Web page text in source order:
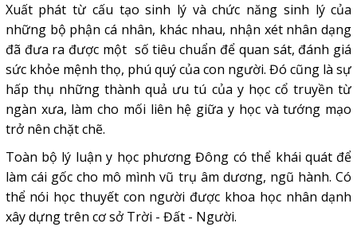
Xuất phát từ cấu tạo sinh lý và chức năng sinh lý của
những bộ phận cá nhân, khác nhau, nhận xét nhân dạng
đã đưa ra được một số tiêu chuẩn để quan sát, đánh giá
sức khỏe mệnh thọ, phú quý của con người. Đó cũng là sự
hấp thụ những thành quả ưu tú của y học cổ truyền từ
ngàn xưa, làm cho mối liên hệ giữa y học và tướng mạo
trở nên chặt chẽ.
Toàn bộ lý luận y học phương Đông có thể khái quát để
làm cái gốc cho mô mình vũ trụ âm dương, ngũ hành. Có
thể nói học thuyết con người được khoa học nhân dạnh
xây dựng trên cơ sở Trời - Đất - Người.